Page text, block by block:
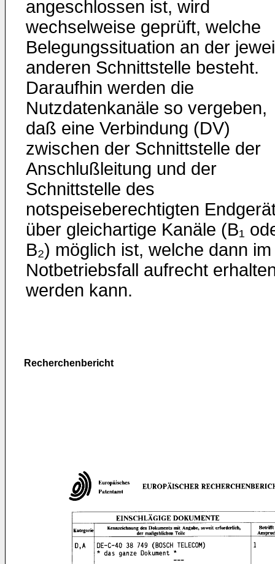
angeschlossen ist, wird
wechselweise geprüft, welche
Belegungssituation an der
anderen Schnittstelle besteht.
Daraufhin werden die
Nutzdatenkanäle so vergeben,
daß eine Verbindung (DV)
zwischen der Schnittstelle der
Anschlußleitung und der
Schnittstelle des
notspeiseberechtigten
über gleichartige Kanäle (B₁
B₂) möglich ist, welche dann im
Notbetriebsfall aufrecht
werden kann.
Recherchenbericht